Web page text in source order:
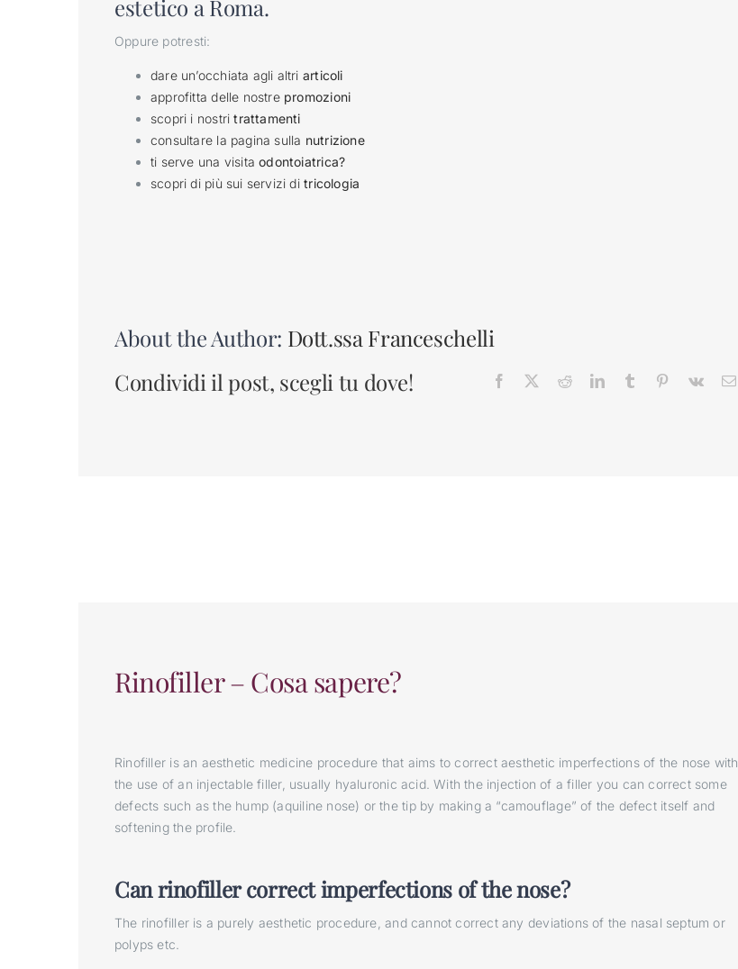
estetico a Roma.
Oppure potresti:
dare un’occhiata agli altri articoli
approfitta delle nostre promozioni
scopri i nostritrattamenti
consultare la pagina sulla nutrizione
ti serve una visitaodontoiatrica?
scopri di più sui servizi ditricologia
About the Author: Dott.ssa Franceschelli
Condividi il post, scegli tu dove!
Rinofiller – Cosa sapere?
Rinofiller is an aesthetic medicine procedure that aims to correct aesthetic imperfections of the nose with
the use of an injectable filler, usually hyaluronic acid. With the injection of a filler you can correct some
defects such as the hump (aquiline nose) or the tip by making a “camouflage” of the defect itself and
softening the profile.
Can rinofiller correct imperfections of the nose?
The rinofiller is a purely aesthetic procedure, and cannot correct any deviations of the nasal septum or
polyps etc.